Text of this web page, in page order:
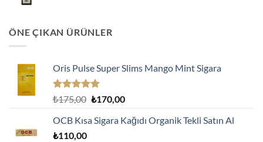
ÖNE ÇIKAN ÜRÜNLER
Oris Pulse Super Slims Mango Mint Sigara
5 üzerinden
oy
aldı
₺175,00 Orijinal
₺175,00.
₺170,00Şu
fiyat:
OCB Kısa Sigara Kağıdı Organik Tekli Satın Al
₺110,00